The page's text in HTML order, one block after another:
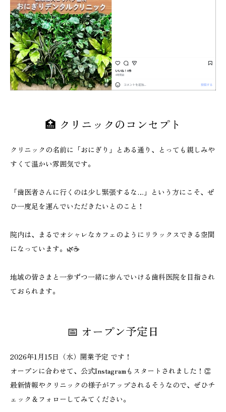
🏥 クリニックのコンセプト
クリニックの名前に「おにぎり」とある通り、とっても親しみや
すくて温かい雰囲気です。
「歯医者さんに行くのは少し緊張するな…」という方にこそ、ぜ
ひ一度足を運んでいただきたいとのこと！
院内は、まるでオシャレなカフェのようにリラックスできる空間
になっています。🌿☕️
地域の皆さまと一歩ずつ一緒に歩んでいける歯科医院を目指され
ておられます。
📅 オープン予定日
2026年1月15日（水）開業予定 です！
オープンに合わせて、公式Instagramもスタートされました！👏
最新情報やクリニックの様子がアップされるそうなので、ぜひチ
ェック＆フォローしてみてください。